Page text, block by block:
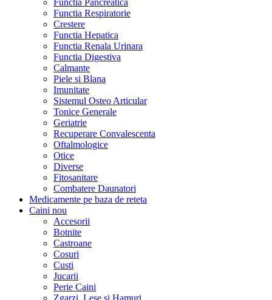
Functia Pancreatica
Functia Respiratorie
Crestere
Functia Hepatica
Functia Renala Urinara
Functia Digestiva
Calmante
Piele si Blana
Imunitate
Sistemul Osteo Articular
Tonice Generale
Geriatrie
Recuperare Convalescenta
Oftalmologice
Otice
Diverse
Fitosanitare
Combatere Daunatori
Medicamente pe baza de reteta
Caini nou
Accesorii
Botnite
Castroane
Cosuri
Custi
Jucarii
Perie Caini
Zgarzi, Lese si Hamuri